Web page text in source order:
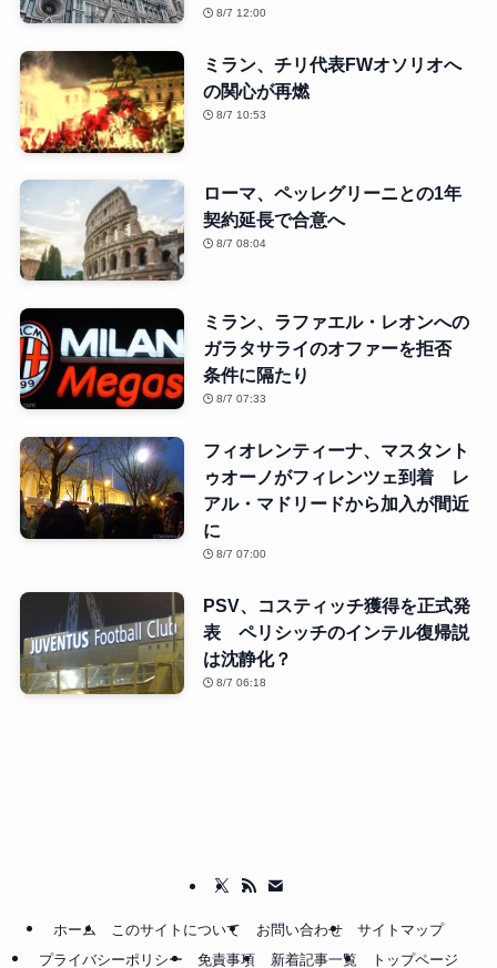
8/7 12:00
ミラン、チリ代表FWオソリオへ
の関心が再燃
8/7 10:53
ローマ、ペッレグリーニとの1年
契約延長で合意へ
8/7 08:04
ミラン、ラファエル・レオンへの
ガラタサライのオファーを拒否
条件に隔たり
8/7 07:33
フィオレンティーナ、マスタント
ゥオーノがフィレンツェ到着 レ
アル・マドリードから加入が間近
に
8/7 07:00
PSV、コスティッチ獲得を正式発
表 ペリシッチのインテル復帰説
は沈静化？
8/7 06:18
ホーム このサイトについて お問い合わせ
サイトマップ
プライバシーポリシー
免責事項 新着記事一覧 トップページ